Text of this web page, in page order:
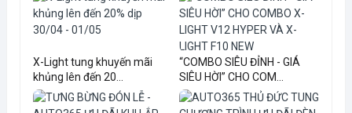
X-Light tung khuyến mãi
khủng lên đến 20...
“COMBO SIÊU ĐỈNH - GIÁ
SIÊU HỜI” CHO COM...